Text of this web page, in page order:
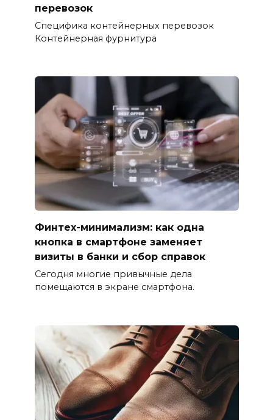
перевозок
Специфика контейнерных перевозок
Контейнерная фурнитура
Финтех-минимализм: как одна
кнопка в смартфоне заменяет
визиты в банки и сбор справок
Сегодня многие привычные дела
помещаются в экране смартфона.